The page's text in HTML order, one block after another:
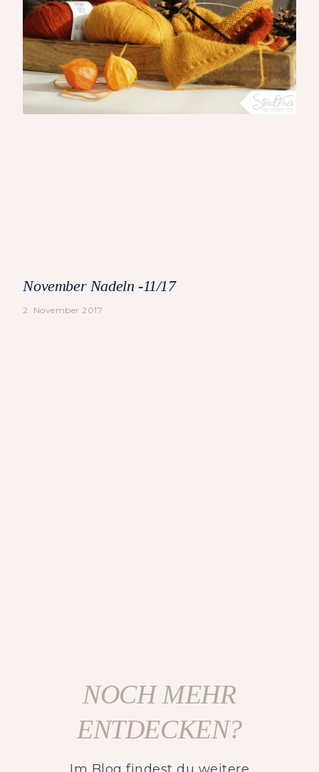
November Nadeln -11/17
2. November 2017
NOCH MEHR
ENTDECKEN?